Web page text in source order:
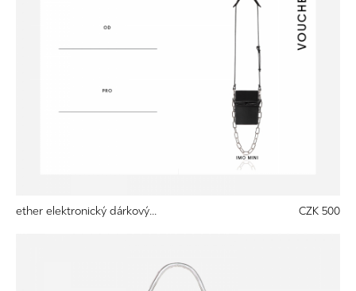
ether elektronický dárkový... CZK 500